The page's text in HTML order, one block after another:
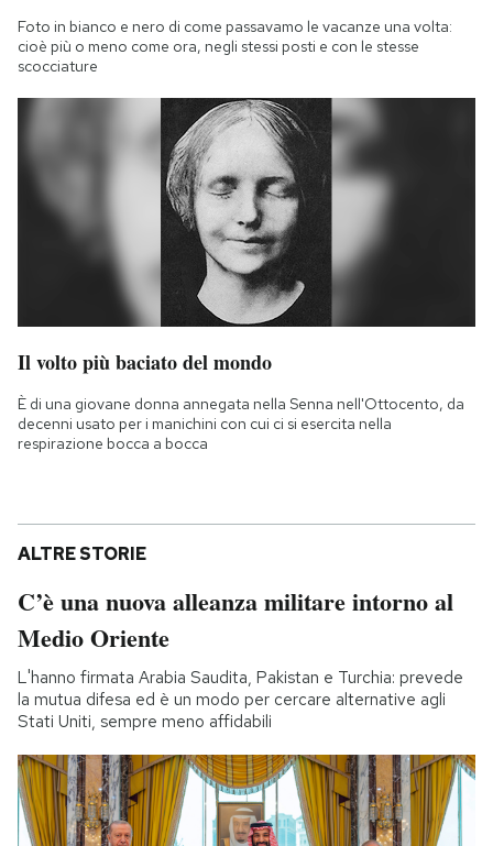
Foto in bianco e nero di come passavamo le vacanze una volta:
cioè più o meno come ora, negli stessi posti e con le stesse
scocciature
Il volto più baciato del mondo
È di una giovane donna annegata nella Senna nell'Ottocento, da
decenni usato per i manichini con cui ci si esercita nella
respirazione bocca a bocca
ALTRE STORIE
C’è una nuova alleanza militare intorno al
Medio Oriente
L'hanno firmata Arabia Saudita, Pakistan e Turchia: prevede
la mutua difesa ed è un modo per cercare alternative agli
Stati Uniti, sempre meno affidabili